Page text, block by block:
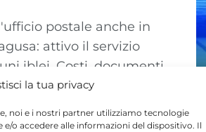
la tua privacy
noi e i nostri partner utilizziamo tecnologie
o accedere alle informazioni del dispositivo. Il
postale anche in
attivo il servizio
iblei. Costi, documenti